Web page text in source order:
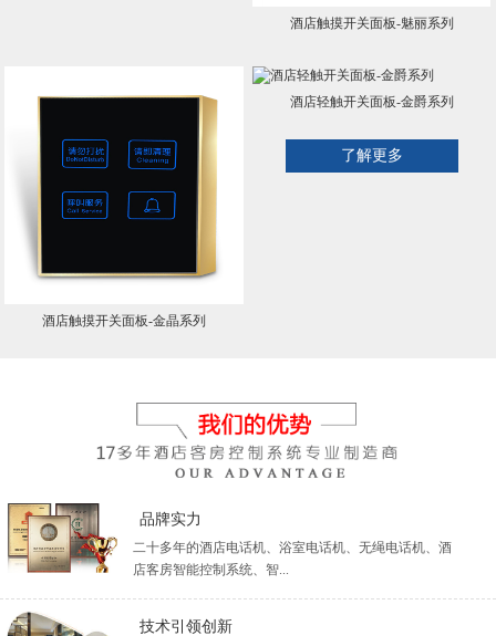
酒店触摸开关面板-魅丽系列
酒店触摸开关面板-金晶系列
酒店轻触开关面板-金爵系列
了解更多
品牌实力
二十多年的酒店电话机、浴室电话机、无绳电话机、酒
店客房智能控制系统、智...
技术引领创新